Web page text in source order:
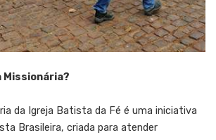
Missionária?
da Igreja Batista da Fé é uma iniciativa
Brasileira, criada para atender